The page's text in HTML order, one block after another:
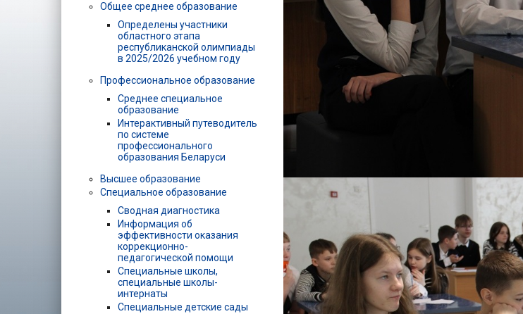
Общее среднее образование
Определены участники
областного этапа
республиканской олимпиады
в 2025/2026 учебном году
Профессиональное образование
Среднее специальное
образование
Интерактивный путеводитель
по системе
профессионального
образования Беларуси
Высшее образование
Специальное образование
Сводная диагностика
Информация об
эффективности оказания
коррекционно-
педагогической помощи
Специальные школы,
специальные школы-
интернаты
Специальные детские сады